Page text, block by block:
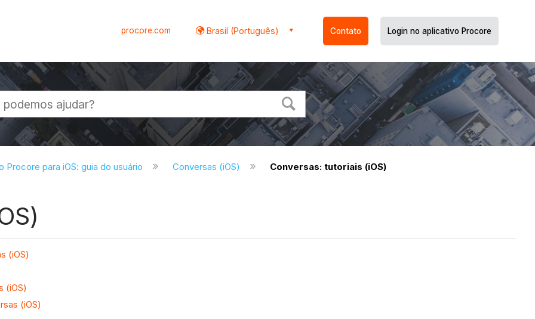
procore.com Brasil (Português) Contato Login no aplicativo Procore
Procore para iOS: guia do usuário Conversas (iOS) Conversas: tutoriais (iOS)
(iOS)
(iOS)
(iOS)